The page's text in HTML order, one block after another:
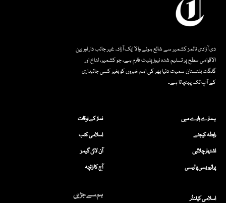
دی آزادی ٹائمز کشمیر سے شائع ہونے والا ایک آزاد، غیر جانب دار اور بین
الاقوامی سطح پر تسلیم شدہ نیوز پلیٹ فارم ہے، جو کشمیر، لداخ اور
گلگت بلتستان سمیت دنیا بھر کی اہم خبروں کو بغیر کسی جانبداری
کے آپ تک پہنچاتا ہے۔
ہمارے بارے میں
رابطہ کیجئے
اشتہار چلائیں
پرائیویسی پالیسی
نماز کے اوقات
اسلامی کتب
آن لائن گیمز
آج کا زائچہ
اسلامی کیلنڈر ہم سے جڑیں